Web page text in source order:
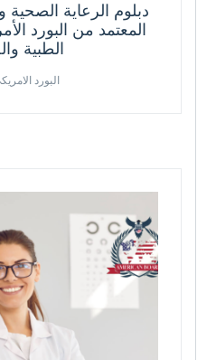
دبلوم الرعاية
المعتمد من البورد
الطبية
البورد